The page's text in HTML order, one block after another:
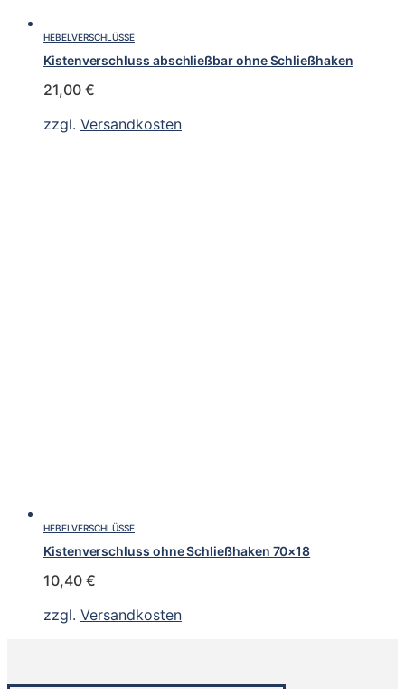
HEBELVERSCHLÜSSE
Kistenverschluss abschließbar ohne Schließhaken
21,00 €
zzgl. Versandkosten
HEBELVERSCHLÜSSE
Kistenverschluss ohne Schließhaken 70×18
10,40 €
zzgl. Versandkosten